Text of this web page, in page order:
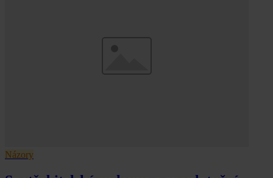
Názory